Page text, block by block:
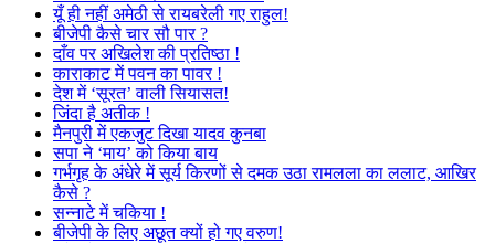
यूँ ही नहीं अमेठी से रायबरेली गए राहुल!
बीजेपी कैसे चार सौ पार ?
दाँव पर अखिलेश की प्रतिष्ठा !
काराकाट में पवन का पावर !
देश में ‘सूरत’ वाली सियासत!
जिंदा है अतीक !
मैनपुरी में एकजुट दिखा यादव कुनबा
सपा ने ‘माय’ को किया बाय
गर्भगृह के अंधेरे में सूर्य किरणों से दमक उठा रामलला का ललाट, आखिर
कैसे ?
सन्नाटे में चकिया !
बीजेपी के लिए अछूत क्यों हो गए वरुण!